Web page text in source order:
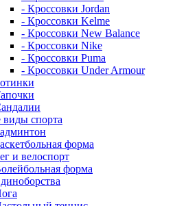
- Кроссовки Jordan
- Кроссовки Kelme
- Кроссовки New Balance
- Кроссовки Nike
- Кроссовки Puma
- Кроссовки Under Armour
виды спорта
форма
и велоспорт
форма